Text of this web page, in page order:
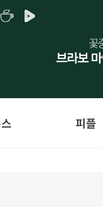
피플